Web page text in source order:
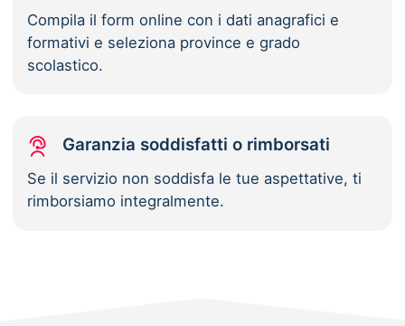
Compila il form online con i dati anagrafici e
formativi e seleziona province e grado
scolastico.
Garanzia soddisfatti o rimborsati
Se il servizio non soddisfa le tue aspettative, ti
rimborsiamo integralmente.